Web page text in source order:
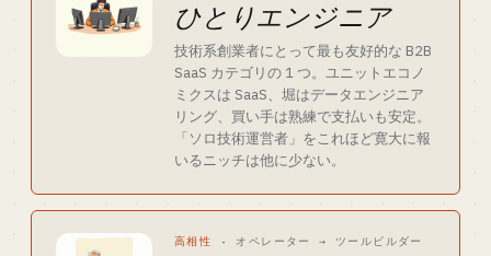
ひとりエンジニア
技術系創業者にとって最も友好的な B2B
SaaS カテゴリの 1 つ。ユニットエコノ
ミクスは SaaS、堀はデータエンジニア
リング、買い手は熟練で支払いも安定。
「ソロ技術運営者」をこれほど寛大に報
いるニッチは他に少ない。
高相性 · オペレーター → ツールビルダー